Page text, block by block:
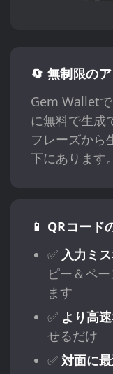
🔄 無制限の
Gem Wallet
に無料で生成
フレーズから
下にあります。
📱 QRコード
✅ 入力ミ
ピー＆ペ
ます
✅ より高
せるだけ
✅ 対面に